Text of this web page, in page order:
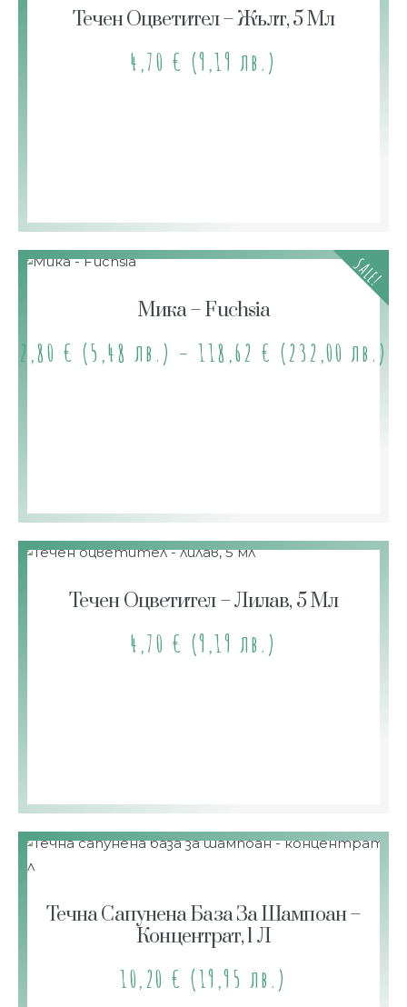
Течен Оцветител – Жълт, 5 Мл
4,70 € (9,19 лв.)
SALE!
Мика – Fuchsia
2,80 € (5,48 лв.) – 118,62 € (232,00 лв.)
Течен Оцветител – Лилав, 5 Мл
4,70 € (9,19 лв.)
Течна Сапунена База За Шампоан –
Концентрат, 1 Л
10,20 € (19,95 лв.)